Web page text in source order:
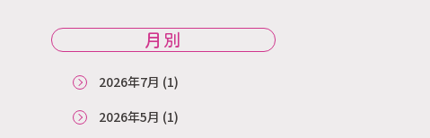
月別
2026年7月 (1)
2026年5月 (1)